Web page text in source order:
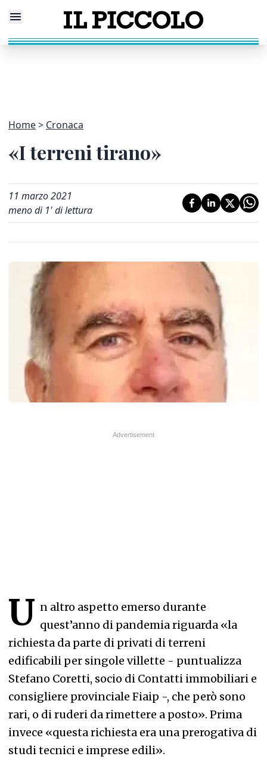
Home Cronaca
«I terreni tirano»
11 marzo 2021
meno di 1' di lettura
U n altro aspetto emerso durante
quest’anno di pandemia riguarda «la
richiesta da parte di privati di terreni
edificabili per singole villette - puntualizza
Stefano Coretti, socio di Contatti immobiliari e
consigliere provinciale Fiaip -, che però sono
rari, o di ruderi da rimettere a posto». Prima
invece «questa richiesta era una prerogativa di
studi tecnici e imprese edili».